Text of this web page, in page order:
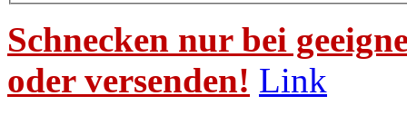
Schnecken nur bei
oder versenden! Link